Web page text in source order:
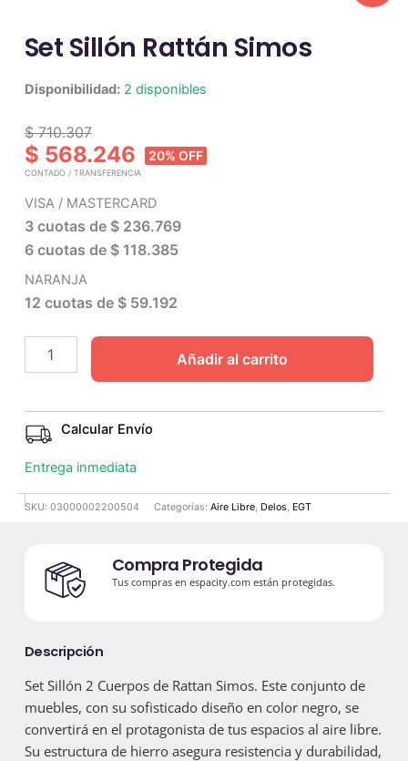
Set Sillón Rattán Simos
Entrega inmediata
Disponibilidad: 2 disponibles
$ 710.307
$ 568.246 20% OFF
CONTADO / TRANSFERENCIA
VISA / MASTERCARD
3 cuotas de $ 236.769
6 cuotas de $ 118.385
NARANJA
12 cuotas de $ 59.192
Set
Rattán
Simos
cantidad
Añadir al carrito
Calcular Envío
SKU: 03000002200504 Categorías: Aire Libre, Delos, EGT
Compra Protegida
Tus compras en espacity.com están protegidas.
Descripción
Set Sillón 2 Cuerpos de Rattan Simos. Este conjunto de
muebles, con su sofisticado diseño en color negro, se
convertirá en el protagonista de tus espacios al aire libre.
Su estructura de hierro asegura resistencia y durabilidad,